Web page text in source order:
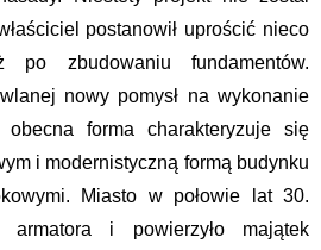
postanowił uprościć nieco
po zbudowaniu fundamentów.
nowy pomysł na wykonanie
forma charakteryzuje się
i modernistyczną formą budynku
Miasto w połowie lat 30.
armatora i powierzyło majątek